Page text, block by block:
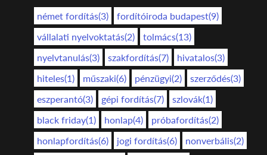
német fordítás(3)
fordítóiroda budapest(9)
vállalati nyelvoktatás(2)
tolmács(13)
nyelvtanulás(3)
szakfordítás(7)
hivatalos(3)
hiteles(1)
műszaki(6) pénzügyi(2)
szerződés(3)
eszperantó(3)
gépi fordítás(7)
szlovák(1)
black friday(1)
honlap(4)
próbafordítás(2)
honlapfordítás(6)
jogi fordítás(6)
nonverbális(2)